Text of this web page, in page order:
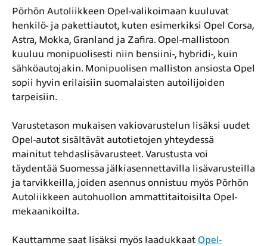
Pörhön Autoliikkeen Opel-valikoimaan kuuluvat
henkilö- ja pakettiautot, kuten esimerkiksi Opel Corsa,
Astra, Mokka, Granland ja Zafira. Opel-mallistoon
kuuluu monipuolisesti niin bensiini-, hybridi-, kuin
sähköautojakin. Monipuolisen malliston ansiosta Opel
sopii hyvin erilaisiin suomalaisten autoilijoiden
tarpeisiin.
Varustetason mukaisen vakiovarustelun lisäksi uudet
Opel-autot sisältävät autotietojen yhteydessä
mainitut tehdaslisävarusteet. Varustusta voi
täydentää Suomessa jälkiasennettavilla lisävarusteilla
ja tarvikkeilla, joiden asennus onnistuu myös Pörhön
Autoliikkeen autohuollon ammattitaitoisilta Opel-
mekaanikoilta.
Kauttamme saat lisäksi myös laadukkaat Opel-